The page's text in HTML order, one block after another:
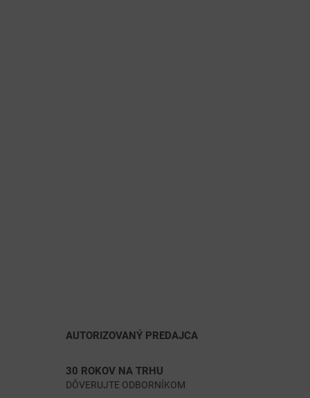
AUTORIZOVANÝ PREDAJCA
30 ROKOV NA TRHU
DÔVERUJTE ODBORNÍKOM